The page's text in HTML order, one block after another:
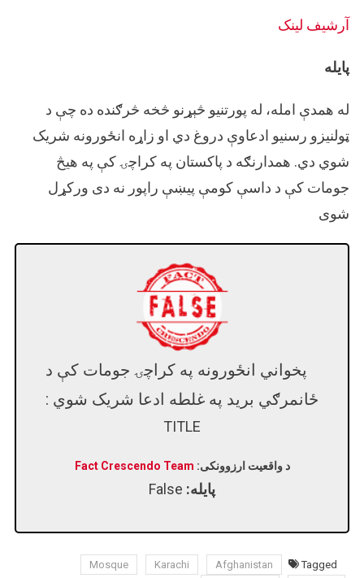
آرشيف لینک
پایله
له همدې امله، له پورتنیو څېړنو څخه څرګنده ده چې د
ټولنیزو رسنیو ادعاوې دروغ دي او زاړه انځورونه شریک
شوي دي. همدارنګه د پاکستان په کراچۍ کې په هیڅ
جومات کې د داسې کومې پیښې راپور نه دی ورکړل
شوی
پخواني انځورونه په کراچۍ جومات کې د
ځانمرګي برید په غلطه ادعا شریک شوي :
TITLE
د واقعیت ارزوونکی: Fact Crescendo Team
پایله:
Tagged
Afghanistan
Karachi
Mosque